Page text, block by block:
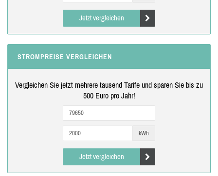
Jetzt vergleichen
STROMPREISE VERGLEICHEN
Vergleichen Sie jetzt mehrere tausend Tarife und sparen Sie bis zu
500 Euro pro Jahr!
kWh
Jetzt vergleichen